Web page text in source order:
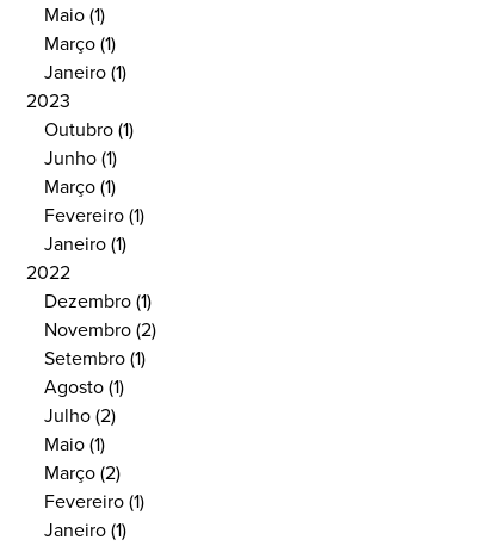
Maio (1)
Março (1)
Janeiro (1)
2023
Outubro (1)
Junho (1)
Março (1)
Fevereiro (1)
Janeiro (1)
2022
Dezembro (1)
Novembro (2)
Setembro (1)
Agosto (1)
Julho (2)
Maio (1)
Março (2)
Fevereiro (1)
Janeiro (1)